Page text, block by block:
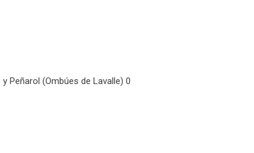
Peñarol (Ombúes de Lavalle) 0